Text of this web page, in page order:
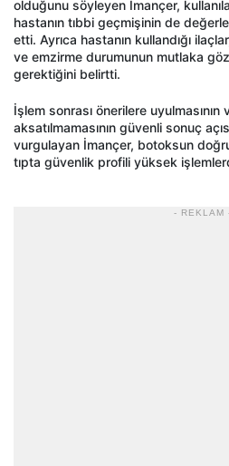
olduğunu söyleyen İmançer,
hastanın tıbbi geçmişinin de
etti. Ayrıca hastanın kullandığı
ve emzirme durumunun mutlaka
gerektiğini belirtti.
İşlem sonrası önerilere
aksatılmamasının güvenli sonuç
vurgulayan İmançer, botoksun
tıpta güvenlik profili yüksek
- REKLAM